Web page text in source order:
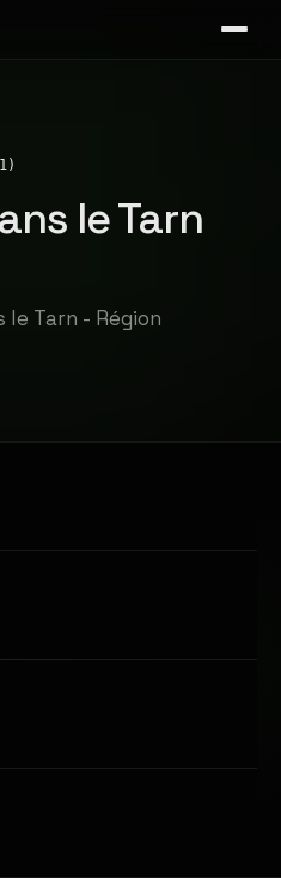
le Tarn
Tarn - Région